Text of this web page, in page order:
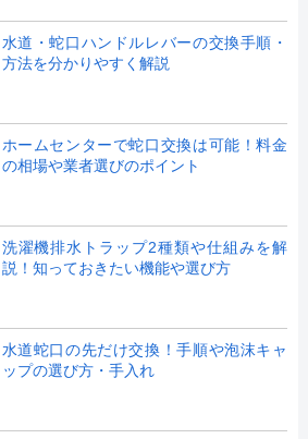
水道・蛇口ハンドルレバーの交換手順・
方法を分かりやすく解説
ホームセンターで蛇口交換は可能！料金
の相場や業者選びのポイント
洗濯機排水トラップ2種類や仕組みを解
説！知っておきたい機能や選び方
水道蛇口の先だけ交換！手順や泡沫キャ
ップの選び方・手入れ